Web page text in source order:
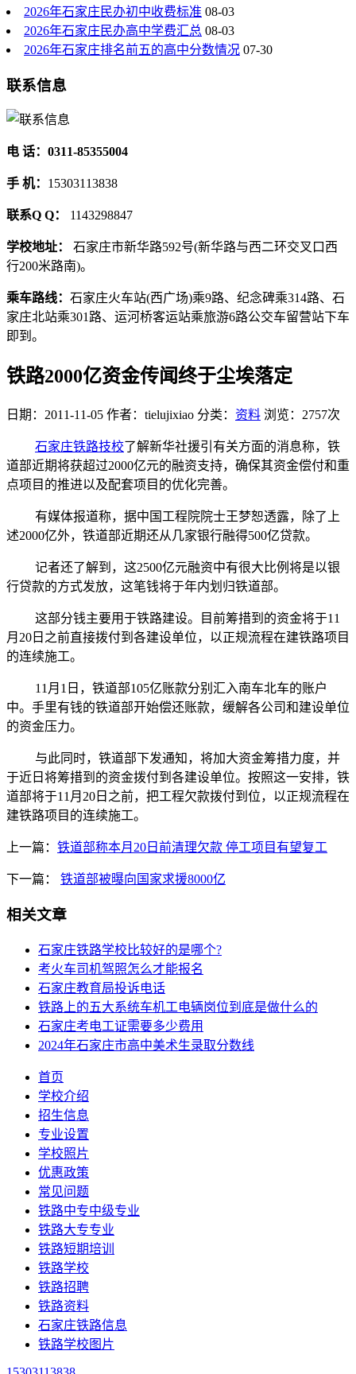
2026年石家庄民办初中收费标准 08-03
2026年石家庄民办高中学费汇总 08-03
2026年石家庄排名前五的高中分数情况 07-30
联系信息
电 话：0311-85355004
手 机： 15303113838
联系Q Q： 1143298847
学校地址： 石家庄市新华路592号(新华路与西二环交叉口西
行200米路南)。
乘车路线： 石家庄火车站(西广场)乘9路、纪念碑乘314路、石
家庄北站乘301路、运河桥客运站乘旅游6路公交车留营站下车
即到。
铁路2000亿资金传闻终于尘埃落定
日期：2011-11-05 作者：tielujixiao 分类： 资料 浏览：2757次
石家庄铁路技校了解新华社援引有关方面的消息称，铁
道部近期将获超过2000亿元的融资支持，确保其资金偿付和重
点项目的推进以及配套项目的优化完善。
有媒体报道称，据中国工程院院士王梦恕透露，除了上
述2000亿外，铁道部近期还从几家银行融得500亿贷款。
记者还了解到，这2500亿元融资中有很大比例将是以银
行贷款的方式发放，这笔钱将于年内划归铁道部。
这部分钱主要用于铁路建设。目前筹措到的资金将于11
月20日之前直接拨付到各建设单位，以正规流程在建铁路项目
的连续施工。
11月1日，铁道部105亿账款分别汇入南车北车的账户
中。手里有钱的铁道部开始偿还账款，缓解各公司和建设单位
的资金压力。
与此同时，铁道部下发通知，将加大资金筹措力度，并
于近日将筹措到的资金拨付到各建设单位。按照这一安排，铁
道部将于11月20日之前，把工程欠款拨付到位，以正规流程在
建铁路项目的连续施工。
上一篇： 铁道部称本月20日前清理欠款 停工项目有望复工
下一篇： 铁道部被曝向国家求援8000亿
相关文章
石家庄铁路学校比较好的是哪个?
考火车司机驾照怎么才能报名
石家庄教育局投诉电话
铁路上的五大系统车机工电辆岗位到底是做什么的
石家庄考电工证需要多少费用
2024年石家庄市高中美术生录取分数线
首页
学校介绍
招生信息
专业设置
学校照片
优惠政策
常见问题
铁路中专中级专业
铁路大专专业
铁路短期培训
铁路学校
铁路招聘
铁路资料
石家庄铁路信息
铁路学校图片